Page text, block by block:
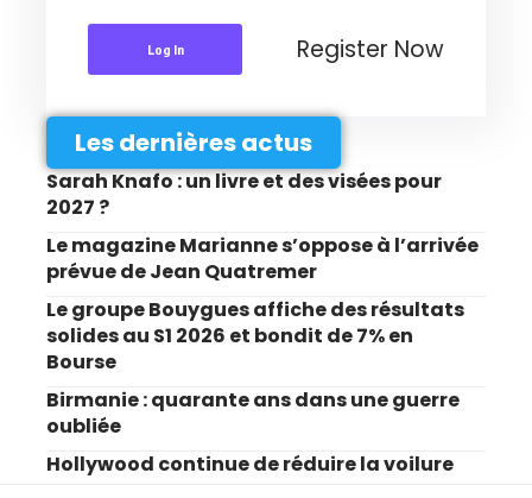
Log In Register Now
Les dernières actus
Sarah Knafo : un livre et des visées pour
2027 ?
Le magazine Marianne s’oppose à l’arrivée
prévue de Jean Quatremer
Le groupe Bouygues affiche des résultats
solides au S1 2026 et bondit de 7% en
Bourse
Birmanie : quarante ans dans une guerre
oubliée
Hollywood continue de réduire la voilure